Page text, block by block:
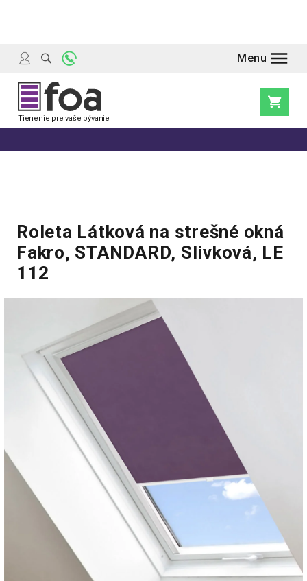
Roleta Látková na strešné okná
Fakro, STANDARD, Slivková, LE
112